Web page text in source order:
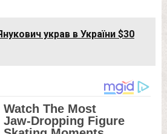
украв в України $30